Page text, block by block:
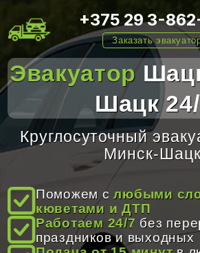
+375 29 3-
Заказать
ЦЕНЫ
Эвакуатор
Шацк
Круглосуточный
Минск-Шацк
Поможем слюбыми
кюветами и ДТП
Работаем 24/7 без
праздников и выходных